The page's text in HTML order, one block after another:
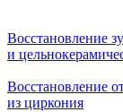
Восстановление
и
Восстановление
из циркония